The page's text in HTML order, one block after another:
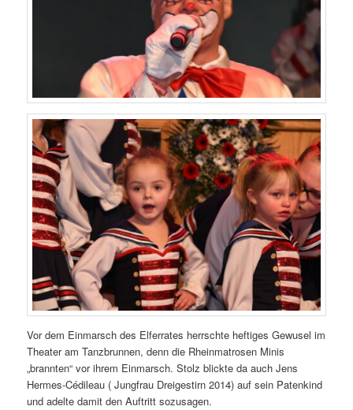
Vor dem Einmarsch des Elferrates herrschte heftiges Gewusel im
Theater am Tanzbrunnen, denn die Rheinmatrosen Minis
„brannten“ vor ihrem Einmarsch. Stolz blickte da auch Jens
Hermes-Cédileau ( Jungfrau Dreigestirn 2014) auf sein Patenkind
und adelte damit den Auftritt sozusagen.